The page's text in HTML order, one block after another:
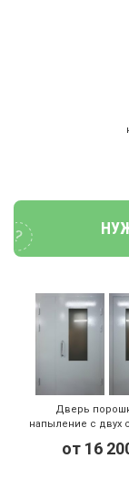
Дверь
напыление с двух
от 16